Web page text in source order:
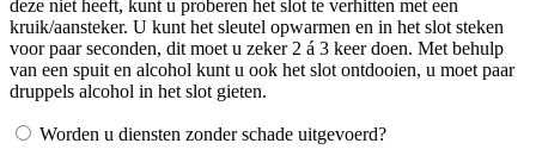
deze niet heeft, kunt u proberen het slot te verhitten met een
kruik/aansteker. U kunt het sleutel opwarmen en in het slot steken
voor paar seconden, dit moet u zeker 2 á 3 keer doen. Met behulp
van een spuit en alcohol kunt u ook het slot ontdooien, u moet paar
druppels alcohol in het slot gieten.
Worden u diensten zonder schade uitgevoerd?